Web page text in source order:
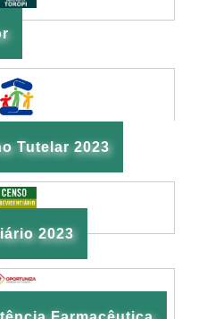
Tutelar 2023
2023